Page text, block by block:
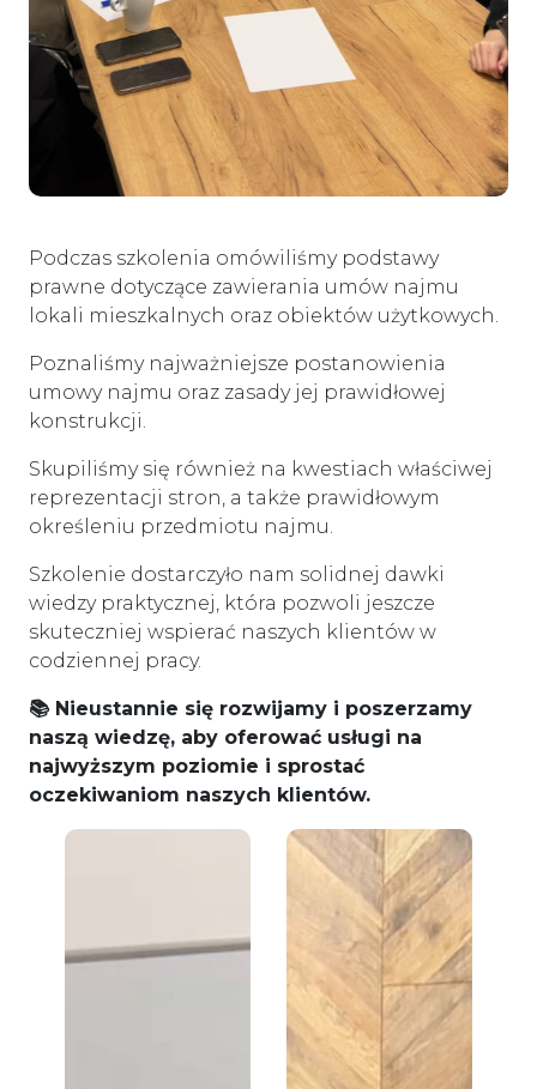
Podczas szkolenia omówiliśmy podstawy
prawne dotyczące zawierania umów najmu
lokali mieszkalnych oraz obiektów użytkowych.
Poznaliśmy najważniejsze postanowienia
umowy najmu oraz zasady jej prawidłowej
konstrukcji.
Skupiliśmy się również na kwestiach właściwej
reprezentacji stron, a także prawidłowym
określeniu przedmiotu najmu.
Szkolenie dostarczyło nam solidnej dawki
wiedzy praktycznej, która pozwoli jeszcze
skuteczniej wspierać naszych klientów w
codziennej pracy.
📚 Nieustannie się rozwijamy i poszerzamy
naszą wiedzę, aby oferować usługi na
najwyższym poziomie i sprostać
oczekiwaniom naszych klientów.